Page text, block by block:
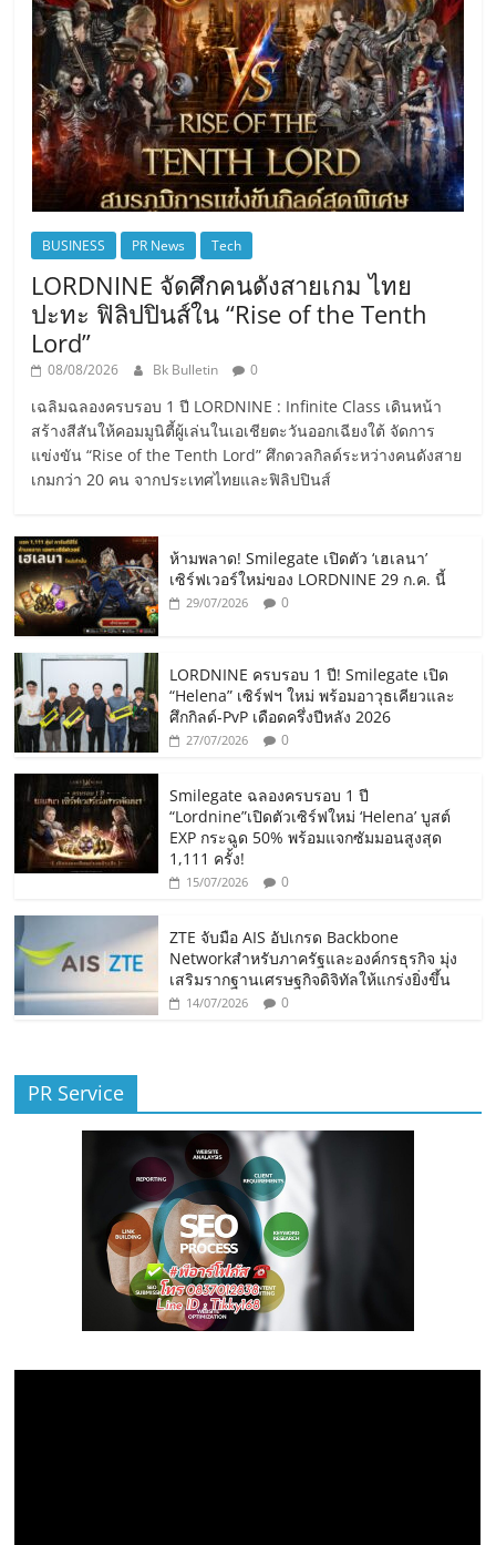
BUSINESS PR News Tech
LORDNINE จัดศึกคนดังสายเกม ไทย
ปะทะ ฟิลิปปินส์ใน “Rise of the Tenth
Lord”
08/08/2026 Bk Bulletin 0
เฉลิมฉลองครบรอบ 1 ปี LORDNINE : Infinite Class เดินหน้า
สร้างสีสันให้คอมมูนิตี้ผู้เล่นในเอเชียตะวันออกเฉียงใต้ จัดการ
แข่งขัน “Rise of the Tenth Lord” ศึกดวลกิลด์ระหว่างคนดังสาย
เกมกว่า 20 คน จากประเทศไทยและฟิลิปปินส์
ห้ามพลาด! Smilegate เปิดตัว ‘เฮเลนา’
เซิร์ฟเวอร์ใหม่ของ LORDNINE 29 ก.ค. นี้
29/07/2026 0
LORDNINE ครบรอบ 1 ปี! Smilegate เปิด
“Helena” เซิร์ฟฯ ใหม่ พร้อมอาวุธเคียวและ
ศึกกิลด์-PvP เดือดครึ่งปีหลัง 2026
27/07/2026 0
Smilegate ฉลองครบรอบ 1 ปี
“Lordnine”เปิดตัวเซิร์ฟใหม่ ‘Helena’ บูสต์
EXP กระฉูด 50% พร้อมแจกซัมมอนสูงสุด
1,111 ครั้ง!
15/07/2026 0
ZTE จับมือ AIS อัปเกรด Backbone
Networkสำหรับภาครัฐและองค์กรธุรกิจ มุ่ง
เสริมรากฐานเศรษฐกิจดิจิทัลให้แกร่งยิ่งขึ้น
14/07/2026 0
PR Service